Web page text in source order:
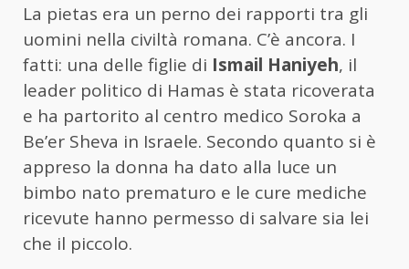
La pietas era un perno dei rapporti tra gli
uomini nella civiltà romana. C’è ancora. I
fatti: una delle figlie di Ismail Haniyeh, il
leader politico di Hamas è stata ricoverata
e ha partorito al centro medico Soroka a
Be’er Sheva in Israele. Secondo quanto si è
appreso la donna ha dato alla luce un
bimbo nato prematuro e le cure mediche
ricevute hanno permesso di salvare sia lei
che il piccolo.